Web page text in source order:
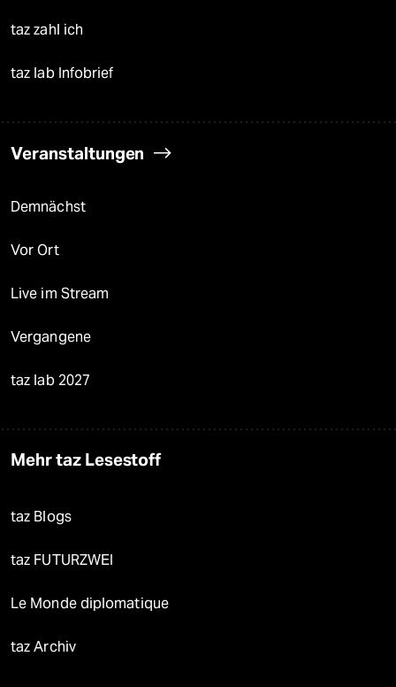
taz zahl ich
taz lab Infobrief
Veranstaltungen
Demnächst
Vor Ort
Live im Stream
Vergangene
taz lab 2027
Mehr taz Lesestoff
taz Blogs
taz FUTURZWEI
Le Monde diplomatique
taz Archiv